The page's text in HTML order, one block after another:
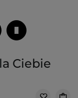
Ciebie